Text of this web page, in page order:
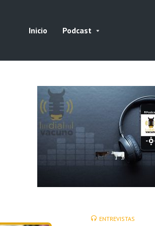
Inicio Podcast
ENTREVISTAS